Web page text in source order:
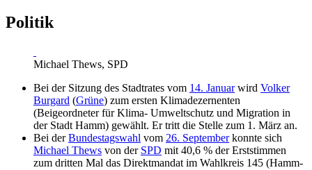
Politik
Michael Thews, SPD
Bei der Sitzung des Stadtrates vom 14. Januarwird Volker
Burgard (Grüne) zum ersten Klimadezernenten
(Beigeordneter für Klima- Umweltschutz und Migration in
der Stadt Hamm) gewählt. Er tritt die Stelle zum 1. März an.
Bei derBundestagswahl vom 26. Septemberkonnte sich
Michael Thews von der SPD mit 40,6 % der Erststimmen
zum dritten Mal das Direktmandat im Wahlkreis 145 (Hamm-